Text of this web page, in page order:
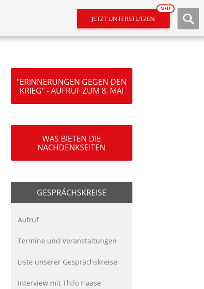
JETZT UNTERSTÜTZEN
NEU
"ERINNERUNGEN GEGEN DEN
KRIEG" - AUFRUF ZUM 8. MAI
WAS BIETEN DIE
NACHDENKSEITEN
GESPRÄCHSKREISE
Aufruf
Termine und Veranstaltungen
Liste unserer Gesprächskreise
Interview mit Thilo Haase